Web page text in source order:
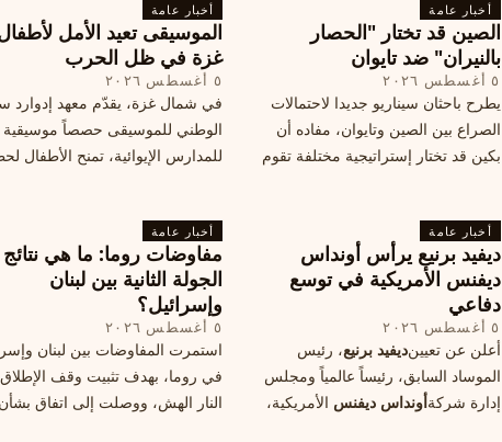
الأوروبي لاستغلال هشاشة موقفه،
هي الآثار السياسية لهذه الأزمة؟
أخبار عامة
الصين قد تختار "الحصار
بالنيران" ضد تايوان
٥ أغسطس ٢٠٢٦
يطرح باحثان سيناريو جديدا لاحتمالات
الصراع بين الصين وتايوان، مفاده أن
بكين قد تختار إستراتيجية مختلفة تقوم
"الحصار بالنيران
أخبار عامة
الموسيقى تعيد الأمل
غزة في ظل الحرب
٥ أغسطس ٢٠٢٦
في شمال غزة، يقدّم معهد إدوارد
الوطني للموسيقى حصصاً موسيقية
للمدارس الإيوائية، تمنح الأطفال
أخبار عامة
ديفيد برنيع يرأس أونداس
ديفنس الأمريكية في توسع
دفاعي
٥ أغسطس ٢٠٢٦
أعلن عن تعيينديفيد برنيع، رئيس
الموساد السابق، رئيساً عالمياً ومجلس
إدارة شركةأونداس ديفنس الأمريكية،
أخبار عامة
مفاوضات روما: ما هي نتائج
الجولة الثانية بين لبنان
وإسرائيل؟
٥ أغسطس ٢٠٢٦
استمرت المفاوضات بين لبنان
في روما، بهدف تثبيت وقف الإطلاق
النار الهش، ووصلت إلى اتفاق بشأن